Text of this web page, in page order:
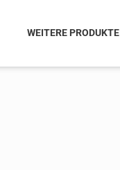
WEITERE PRODUKTE